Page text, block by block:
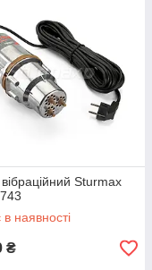
Sturmax
наявності
₴